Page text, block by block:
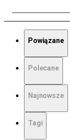
Powiązane
Polecane
Najnowsze
Tagi